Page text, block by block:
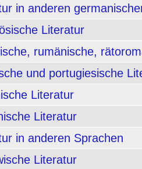
in anderen
Literatur
rumänische,
und portugiesische
Literatur
Literatur
in anderen Sprachen
Literatur